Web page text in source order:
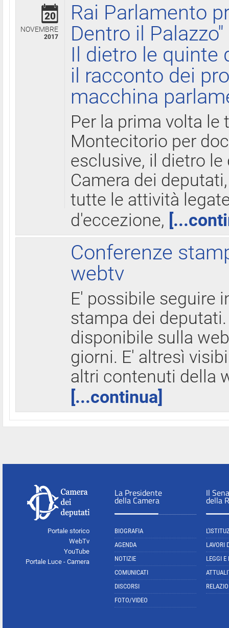
20
NOVEMBRE
2017
Rai Parlamento
Dentro il Palazzo"
Il dietro le quinte
il racconto dei
macchina
Per la prima volta le
Montecitorio per
esclusive, il dietro
Camera dei
tutte le attività
d'eccezione,
Conferenze
webtv
E' possibile seguire
stampa dei
disponibile sulla
giorni. E' altresì
altri contenuti della
[...continua]
Portale storico
WebTv
YouTube
Portale Luce - Camera
La Presidente
della Camera
BIOGRAFIA
AGENDA
NOTIZIE
COMUNICATI
DISCORSI
FOTO/VIDEO
Il
della
LAVORI
LEGGI E